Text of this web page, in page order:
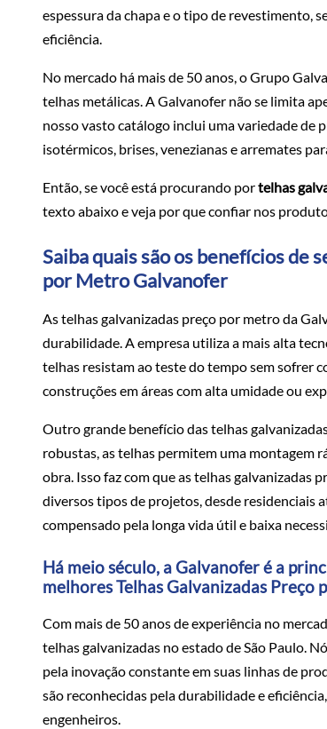
espessura da chapa e o tipo de revestimento,
eficiência.
No mercado há mais de 50 anos, o Grupo
telhas metálicas. A Galvanofer não se limita
nosso vasto catálogo inclui uma variedade de
isotérmicos, brises, venezianas e arremates
Então, se você está procurando portelhas
texto abaixo e veja por que confiar nos
Saiba quais são os benefícios de
por Metro Galvanofer
As telhas galvanizadas preço por metro da
durabilidade. A empresa utiliza a mais alta
telhas resistam ao teste do tempo sem sofrer
construções em áreas com alta umidade ou
Outro grande benefício das telhas
robustas, as telhas permitem uma montagem
obra. Isso faz com que as telhas galvanizadas
diversos tipos de projetos, desde residenciais
compensado pela longa vida útil e baixa
Há meio século, a Galvanofer é a
melhores Telhas Galvanizadas Preço
Com mais de 50 anos de experiência no
telhas galvanizadas no estado de São Paulo.
pela inovação constante em suas linhas de
são reconhecidas pela durabilidade e
engenheiros.